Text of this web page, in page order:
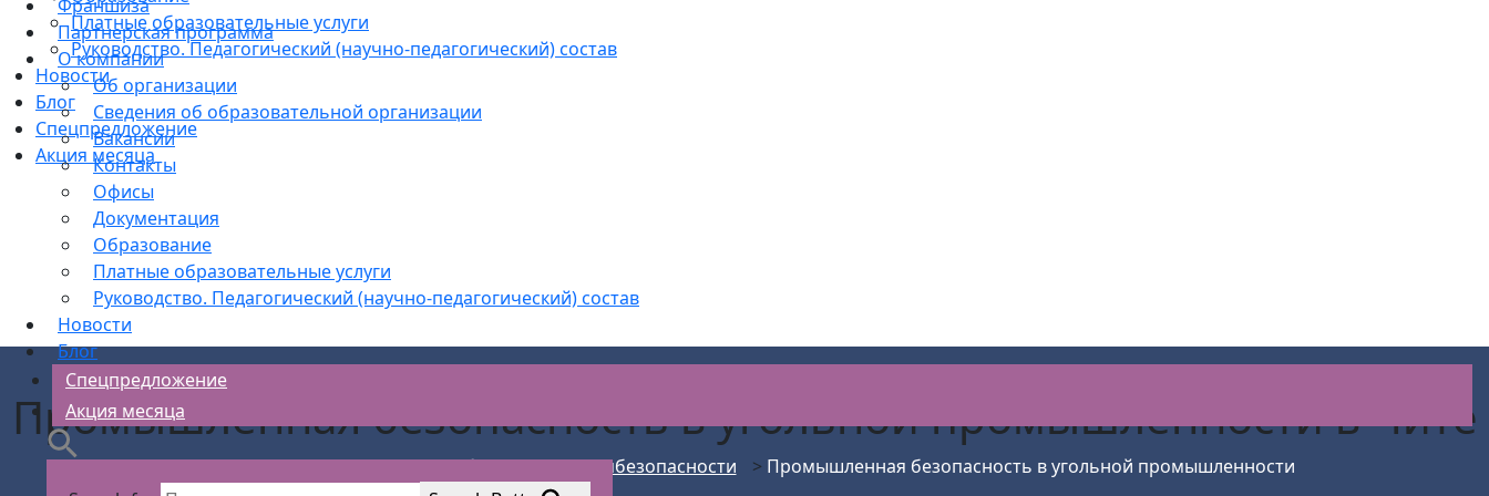
Платные образовательные услуги
Руководство. Педагогический (научно-педагогический) состав
Новости
Блог
Спецпредложение
Акция месяца
Франшиза
Партнерская программа
О компании
Об организации
Сведения об образовательной организации
Вакансии
Контакты
Офисы
Документация
Образование
Платные образовательные услуги
Руководство. Педагогический (научно-педагогический) состав
Новости
Блог
Спецпредложение
Акция месяца
Промышленная безопасность в угольной промышленностив Чите
АС Безопасности > Курсы обучения по промбезопасности > Промышленная безопасность в угольной промышленности